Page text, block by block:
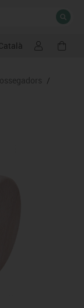
TANCAR
/